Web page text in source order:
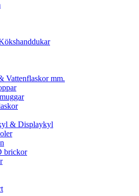
Vattenflaskor mm.
& Displaykyl
brickor